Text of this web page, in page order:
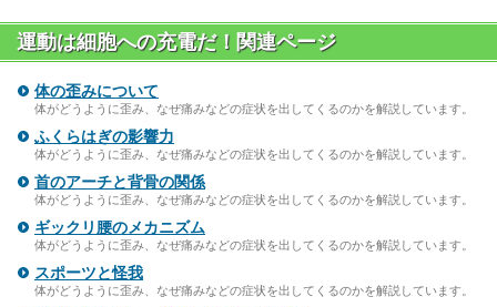
運動は細胞への充電だ！関連ページ
体の歪みについて
体がどうように歪み、なぜ痛みなどの症状を出してくるのかを解説しています。
ふくらはぎの影響力
体がどうように歪み、なぜ痛みなどの症状を出してくるのかを解説しています。
首のアーチと背骨の関係
体がどうように歪み、なぜ痛みなどの症状を出してくるのかを解説しています。
ギックリ腰のメカニズム
体がどうように歪み、なぜ痛みなどの症状を出してくるのかを解説しています。
スポーツと怪我
体がどうように歪み、なぜ痛みなどの症状を出してくるのかを解説しています。